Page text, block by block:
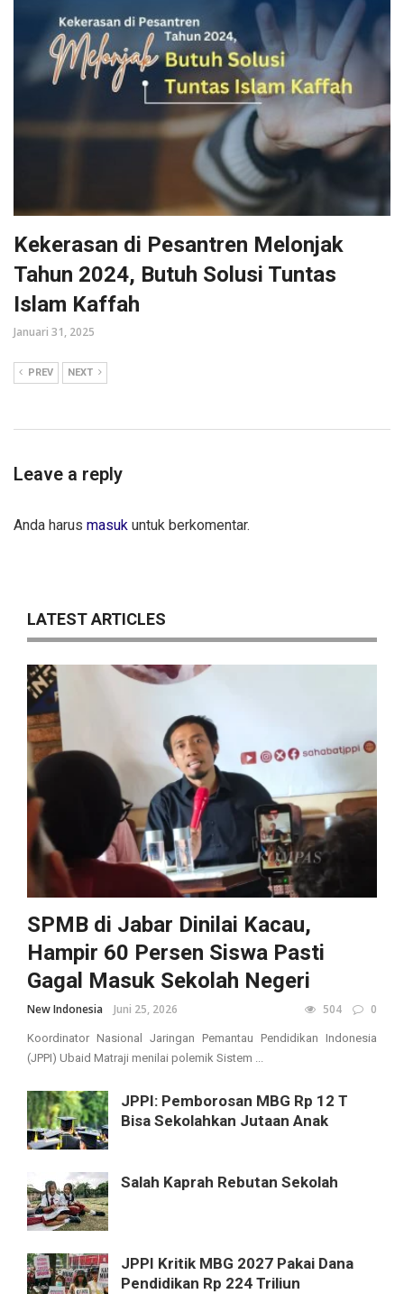
Kekerasan di Pesantren Melonjak
Tahun 2024, Butuh Solusi Tuntas
Islam Kaffah
Januari 31, 2025
PREV NEXT
Leave a reply
Anda harus masuk untuk berkomentar.
LATEST ARTICLES
SPMB di Jabar Dinilai Kacau,
Hampir 60 Persen Siswa Pasti
Gagal Masuk Sekolah Negeri
New Indonesia Juni 25, 2026 504 0
Koordinator Nasional Jaringan Pemantau Pendidikan Indonesia
(JPPI) Ubaid Matraji menilai polemik Sistem ...
JPPI: Pemborosan MBG Rp 12 T
Bisa Sekolahkan Jutaan Anak
Salah Kaprah Rebutan Sekolah
JPPI Kritik MBG 2027 Pakai Dana
Pendidikan Rp 224 Triliun